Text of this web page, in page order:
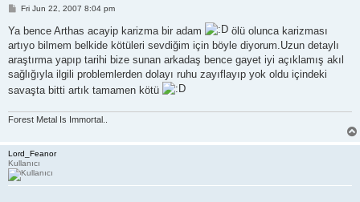
P
t
Fri Jun 22, 2007 8:04 pm
Ya bence Arthas acayip karizma bir adam
ölü olunca karizması
artıyo bilmem belkide kötüleri sevdiğim için böyle diyorum.Uzun detaylı
araştırma yapıp tarihi bize sunan arkadaş bence gayet iyi açıklamış akıl
sağlığıyla ilgili problemlerden dolayı ruhu zayıflayıp yok oldu içindeki
savaşta bitti artık tamamen kötü
Forest Metal Is Immortal..
Lord_Feanor
Kullanıcı